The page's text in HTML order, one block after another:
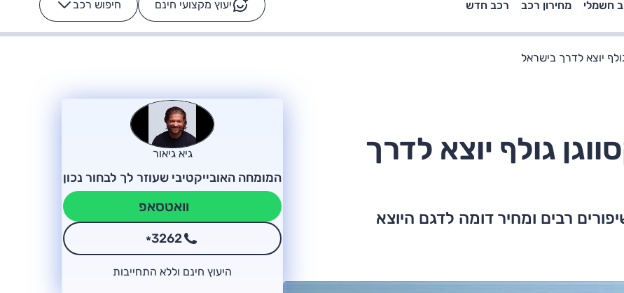
חשמלי מחירון רכב רכב חדש יעוץ מקצועי חינם חיפוש רכב -
ספורטאז' לונג ויונדאי
הנייר ועל הכביש
רכבי הסלבס: על מה נוסע
הרכב לא מתקלקל. המסך
כן
יוצא לדרך בישראל
גולף יוצא לדרך
רבים ומחיר דומה לדגם היוצא
גיא גיאור
המומחה האובייקטיבי שעוזר לך לבחור נכון
וואטסאפ
*3262
היעוץ חינם וללא התחייבות